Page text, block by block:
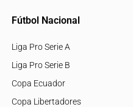
Fútbol Nacional
Liga Pro Serie A
Liga Pro Serie B
Copa Ecuador
Copa Libertadores